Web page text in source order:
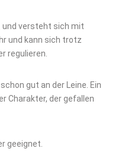
versteht sich mit
und kann sich trotz
regulieren.
gut an der Leine. Ein
Charakter, der gefallen
geeignet.